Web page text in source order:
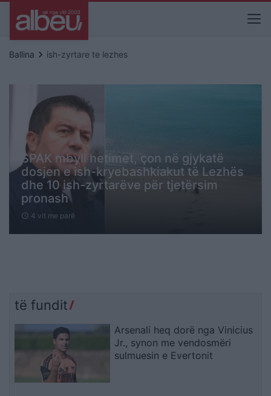
Ballina keyboard_arrow_right ish-zyrtare te lezhes
SPAK mbyll hetimet, çon në gjykatë
dosjen e ish-kryebashkiakut të Lezhës
dhe 10 ish-zyrtarëve për tjetërsim
pronash
schedule 4 vit me parë
të fundit
Arsenali heq dorë nga Vinicius
Jr., synon me vendosmëri
sulmuesin e Evertonit